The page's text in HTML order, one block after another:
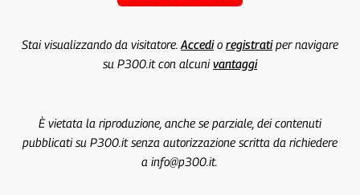
Stai visualizzando da visitatore. Accedio registratiper navigare
su P300.it con alcunivantaggi
È vietata la riproduzione, anche se parziale, dei contenuti
pubblicati su P300.it senza autorizzazione scritta da richiedere
a info@p300.it.